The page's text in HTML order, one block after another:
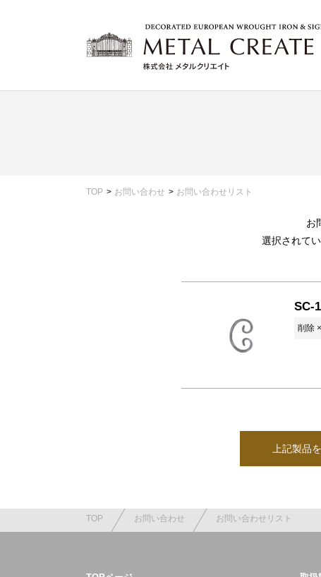
TOP お問い合わせ お問い合わせリスト
お
選択されて
SC-
削除 ×
上記製品
TOP お問い合わせ お問い合わせリスト